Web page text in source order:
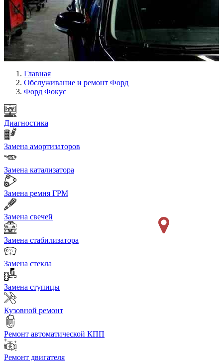
Главная
Обслуживание и ремонт Форд
Форд Фокус
Диагностика
Замена амортизаторов
Замена катализатора
Замена ремня ГРМ
Замена свечей
Замена стабилизатора
Замена стекла
Замена ступицы
Кузовной ремонт
Ремонт автоматической КПП
Ремонт двигателя